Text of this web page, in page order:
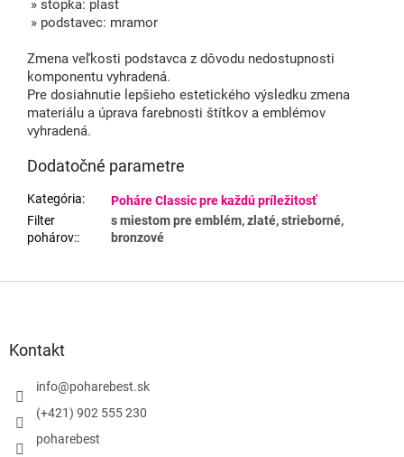
» stopka: plast
» podstavec: mramor
Zmena veľkosti podstavca z dôvodu nedostupnosti
komponentu vyhradená.
Pre dosiahnutie lepšieho estetického výsledku zmena
materiálu a úprava farebnosti štítkov a emblémov
vyhradená.
Dodatočné parametre
Kategória:
Poháre Classic pre každú príležitosť
Filter
pohárov::
s miestom pre emblém, zlaté, strieborné,
bronzové
Kontakt
info@poharebest.sk
(+421) 902 555 230
poharebest